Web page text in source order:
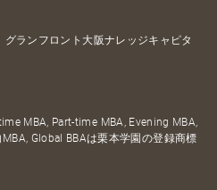
ランフロント大阪ナレッジキャピタ
MBA, Part-time MBA, Evening MBA,
Global BBAは栗本学園の登録商標